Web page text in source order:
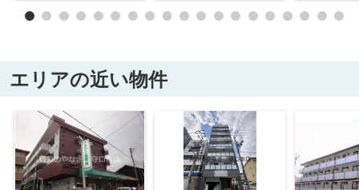
エリアの近い物件